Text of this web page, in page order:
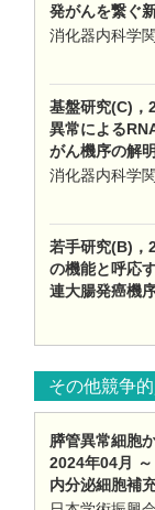
発がんを繋ぐ
消化器内科学
基盤研究(C)，
異常による
がん機序の解明
消化器内科学
若手研究(B)，
の機能と呼応
連大腸発癌機
その他競争
膵管異常細胞
2024年04月
内分泌細胞補